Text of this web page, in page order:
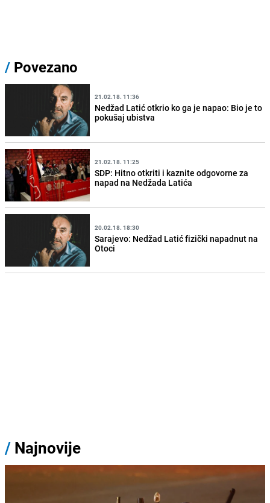
/ Povezano
21.02.18. 11:36
Nedžad Latić otkrio ko ga je napao: Bio je to
pokušaj ubistva
21.02.18. 11:25
SDP: Hitno otkriti i kaznite odgovorne za
napad na Nedžada Latića
20.02.18. 18:30
Sarajevo: Nedžad Latić fizički napadnut na
Otoci
/ Najnovije